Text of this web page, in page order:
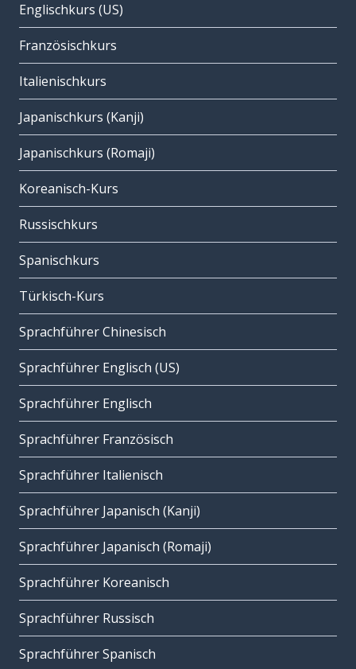
Englischkurs (US)
Französischkurs
Italienischkurs
Japanischkurs (Kanji)
Japanischkurs (Romaji)
Koreanisch-Kurs
Russischkurs
Spanischkurs
Türkisch-Kurs
Sprachführer Chinesisch
Sprachführer Englisch (US)
Sprachführer Englisch
Sprachführer Französisch
Sprachführer Italienisch
Sprachführer Japanisch (Kanji)
Sprachführer Japanisch (Romaji)
Sprachführer Koreanisch
Sprachführer Russisch
Sprachführer Spanisch